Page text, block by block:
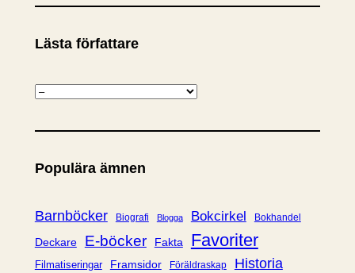
Lästa författare
K
t
g
r
i
Populära ämnen
Barnböcker Biografi Blogga Bokcirkel Bokhandel
Deckare E-böcker Fakta Favoriter
Filmatiseringar Framsidor Föräldraskap Historia